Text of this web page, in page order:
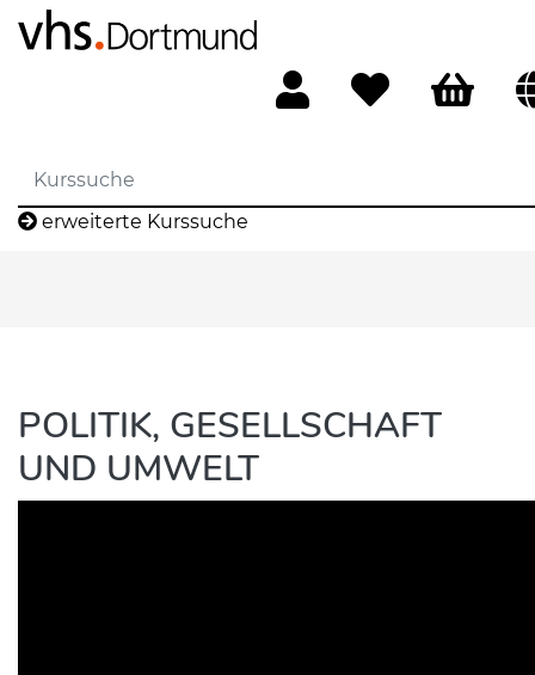
erweiterte Kurssuche
POLITIK, GESELLSCHAFT
UND UMWELT